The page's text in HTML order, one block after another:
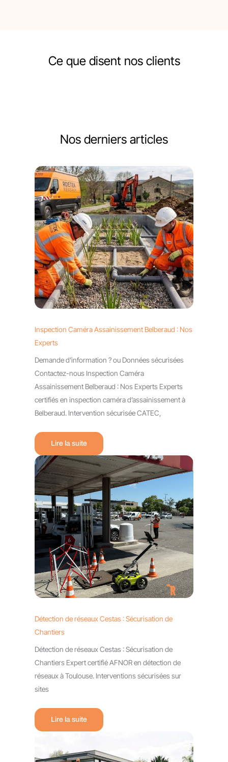
Ce que disent nos clients
Nos derniers articles
Inspection Caméra Assainissement Belberaud : Nos
Experts
Demande d’information ? ou Données sécurisées
Contactez-nous Inspection Caméra
Assainissement Belberaud : Nos Experts Experts
certifiés en inspection caméra d’assainissement à
Belberaud. Intervention sécurisée CATEC,
Lire la suite
Détection de réseaux Cestas : Sécurisation de
Chantiers
Détection de réseaux Cestas : Sécurisation de
Chantiers Expert certifié AFNOR en détection de
réseaux à Toulouse. Interventions sécurisées sur
sites
Lire la suite